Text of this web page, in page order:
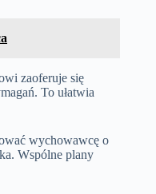
zaoferuje się
To ułatwia
wychowawcę o
Wspólne plany